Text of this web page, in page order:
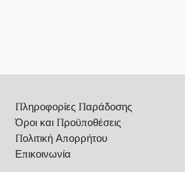
Πληροφορίες Παράδοσης
Όροι και Προϋποθέσεις
Πολιτική Απορρήτου
Επικοινωνία